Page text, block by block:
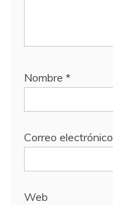
Nombre *
Correo electrónico
Web